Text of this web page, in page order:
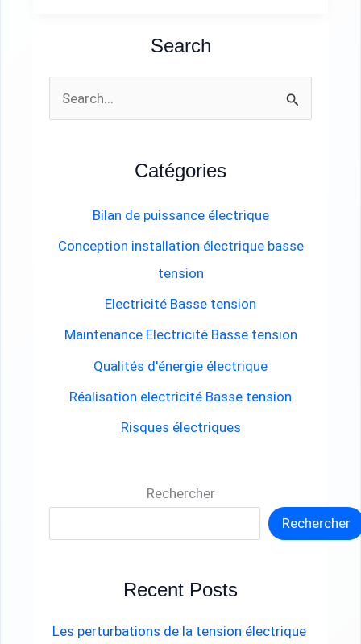
Search
Catégories
Bilan de puissance électrique
Conception installation électrique basse
tension
Electricité Basse tension
Maintenance Electricité Basse tension
Qualités d'énergie électrique
Réalisation electricité Basse tension
Risques électriques
Rechercher
Rechercher
Recent Posts
Les perturbations de la tension électrique